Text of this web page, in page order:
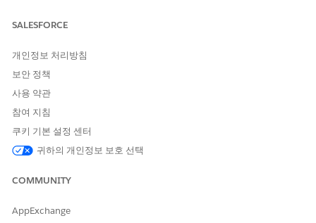
이 기사를 통해 문제를 해결했습니까?
SALESFORCE
개인정보 처리방침
보안 정책
사용 약관
참여 지침
쿠키 기본 설정 센터
귀하의 개인정보 보호 선택
COMMUNITY
AppExchange